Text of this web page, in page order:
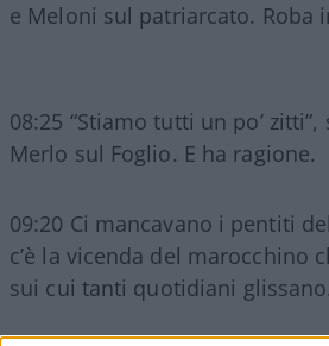
e Meloni sul patriarcato. Roba
08:25 “Stiamo tutti un po’
Merlo sul Foglio. E ha ragione.
09:20 Ci mancavano i pentiti
c’è la vicenda del marocchino
sui cui tanti quotidiani glissano.